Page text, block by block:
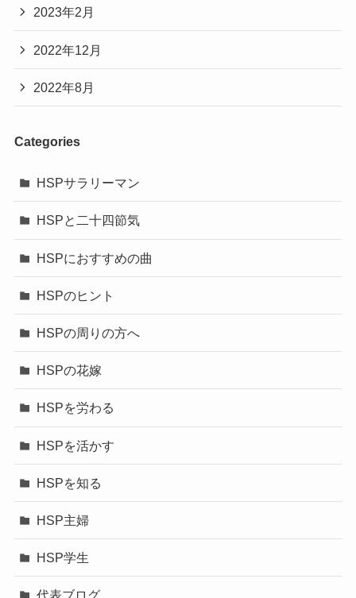
2023年2月
2022年12月
2022年8月
Categories
HSPサラリーマン
HSPと二十四節気
HSPにおすすめの曲
HSPのヒント
HSPの周りの方へ
HSPの花嫁
HSPを労わる
HSPを活かす
HSPを知る
HSP主婦
HSP学生
代表ブログ